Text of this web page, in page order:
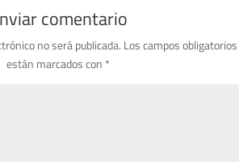
comentario
no será publicada. Los campos obligatorios
están marcados con *